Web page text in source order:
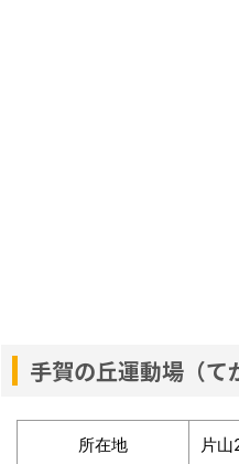
手賀の丘運動場（て
所在地 片